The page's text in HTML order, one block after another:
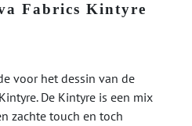
Fabrics Kintyre
voor het dessin van de
De Kintyre is een mix
zachte touch en toch